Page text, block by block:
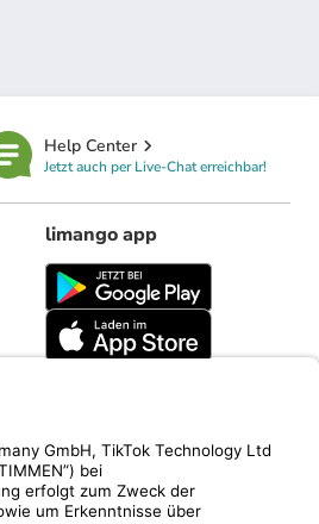
Help Center
Jetzt auch per Live-Chat erreichbar!
limango app